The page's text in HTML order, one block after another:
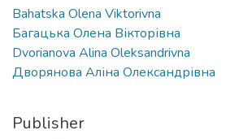
Bahatska Olena Viktorivna
Багацька Олена Вікторівна
Dvorianova Alina Oleksandrivna
Дворянова Аліна Олександрівна
Publisher